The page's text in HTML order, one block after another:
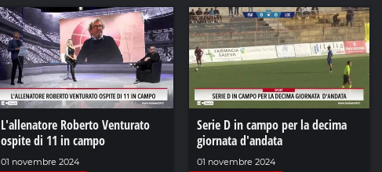
L'allenatore Roberto Venturato
ospite di 11 in campo
01 novembre 2024
Serie D in campo per la decima
giornata d'andata
01 novembre 2024